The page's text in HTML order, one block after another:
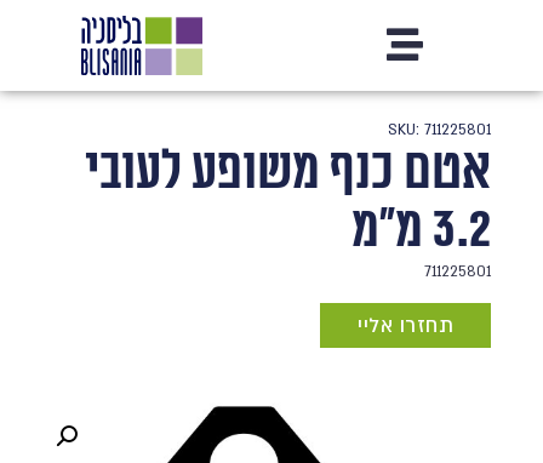
SKU: 711225801
אטם כנף משופע לעובי
3.2 מ"מ
711225801
תחזרו אליי